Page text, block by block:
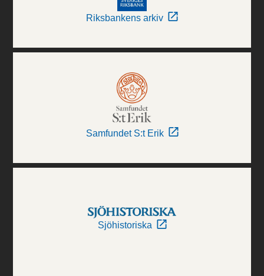
Riksbankens arkiv
Samfundet S:t Erik
Sjöhistoriska